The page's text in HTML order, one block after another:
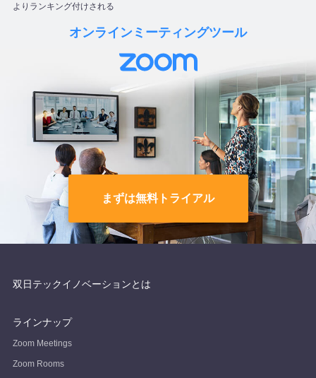
よりランキング付けされる
オンラインミーティングツール
まずは無料トライアル
双日テックイノベーションとは
ラインナップ
Zoom Meetings
Zoom Rooms